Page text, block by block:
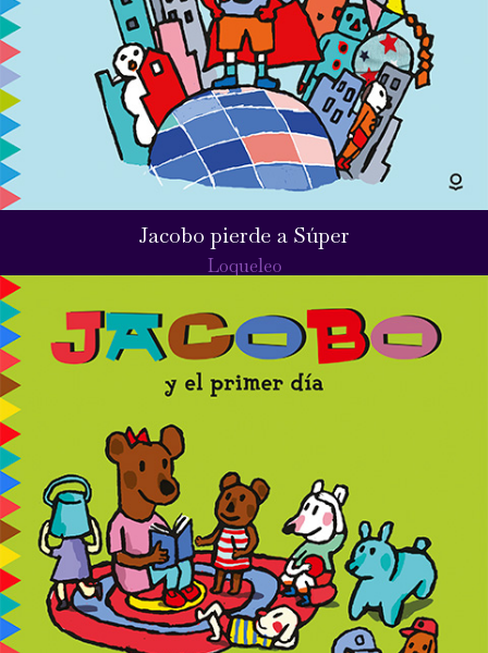
Jacobo pierde a Súper
Loqueleo